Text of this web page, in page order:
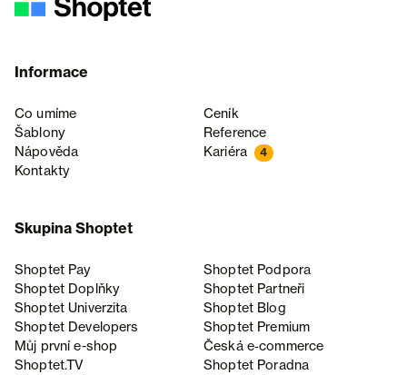
Informace
Co umíme
Ceník
Šablony
Reference
Nápověda
Kariéra 4
Kontakty
Skupina Shoptet
Shoptet Pay
Shoptet Podpora
Shoptet Doplňky
Shoptet Partneři
Shoptet Univerzita
Shoptet Blog
Shoptet Developers
Shoptet Premium
Můj první e-shop
Česká e‑commerce
Shoptet.TV
Shoptet Poradna